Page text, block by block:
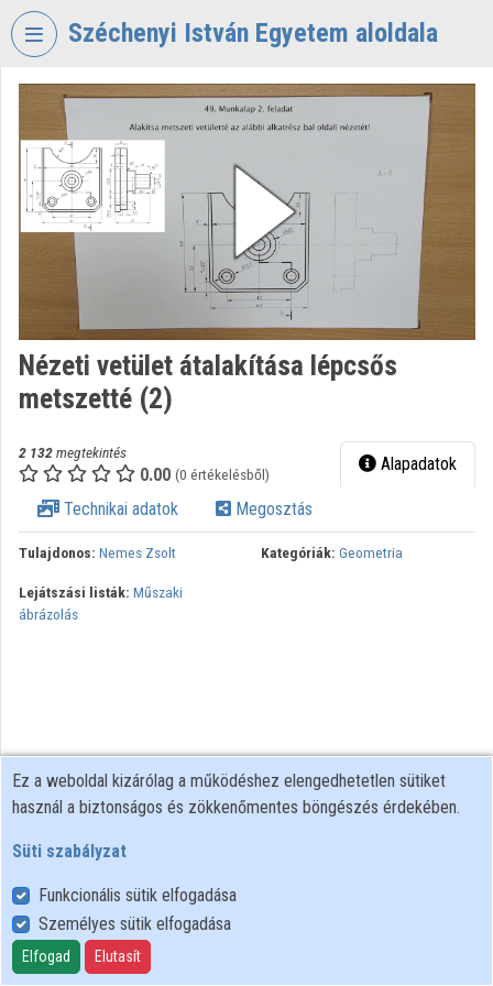
Fejléc kihagyása
Széchenyi István Egyetem aloldala
VIDEOTORIUM
SZÉCHENYI
ISTVÁN
EGYETEM
Intézményi kezdőlap
Bejelentkezés
Kategóriák
Intézményi listák
Közreműködők
Nézeti vetület átalakítása lépcsős
metszetté (2)
2 132megtekintés
0.00 (0 értékelésből) Alapadatok
Technikai adatok Megosztás
Tulajdonos: Nemes Zsolt Kategóriák: Geometria
Lejátszási listák: Műszaki
ábrázolás
Felhasználói szabályzat
Adatkezelési tájékoztató
Süti szabályzat
Ez a weboldal kizárólag a működéshez elengedhetetlen sütiket
használ a biztonságos és zökkenőmentes böngészés érdekében.
Süti szabályzat
Funkcionális sütik elfogadása
Személyes sütik elfogadása
Elfogad Elutasít